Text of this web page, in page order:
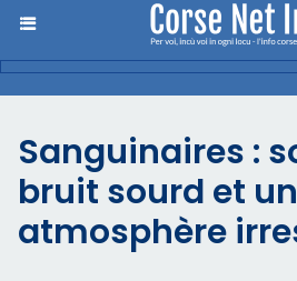
Sanguinaires :
bruit sourd et
atmosphère